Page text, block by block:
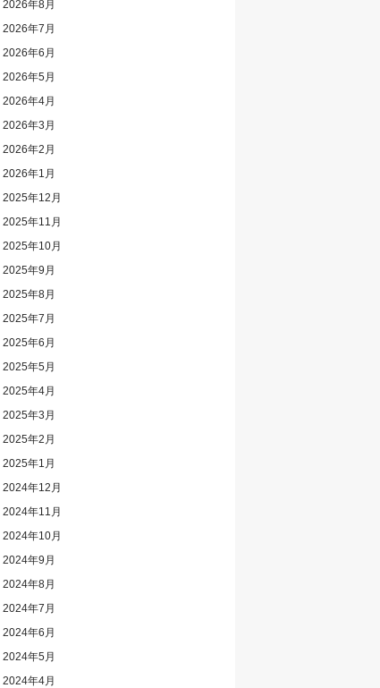
2026年8月
2026年7月
2026年6月
2026年5月
2026年4月
2026年3月
2026年2月
2026年1月
2025年12月
2025年11月
2025年10月
2025年9月
2025年8月
2025年7月
2025年6月
2025年5月
2025年4月
2025年3月
2025年2月
2025年1月
2024年12月
2024年11月
2024年10月
2024年9月
2024年8月
2024年7月
2024年6月
2024年5月
2024年4月